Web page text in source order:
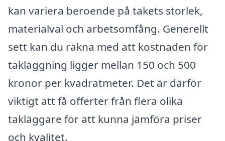
kan variera beroende på takets storlek,
materialval och arbetsomfång. Generellt
sett kan du räkna med att kostnaden för
takläggning ligger mellan 150 och 500
kronor per kvadratmeter. Det är därför
viktigt att få offerter från flera olika
takläggare för att kunna jämföra priser
och kvalitet.